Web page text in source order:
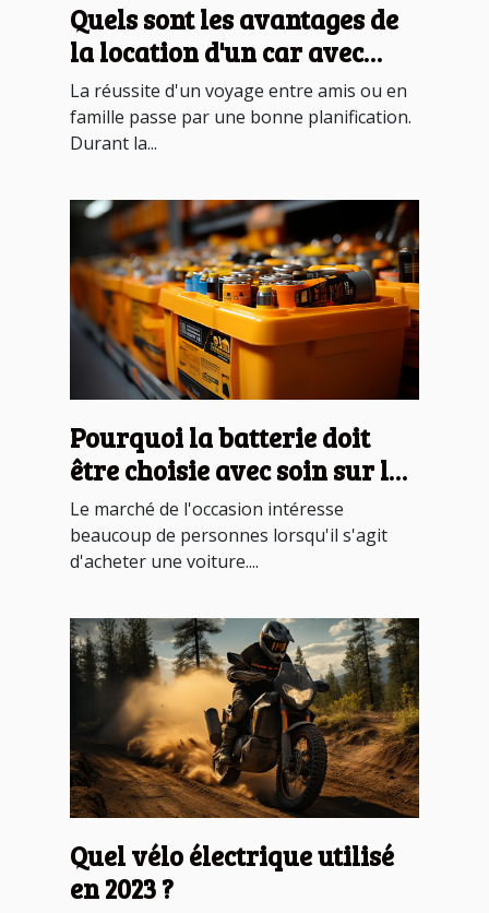
Quels sont les avantages de
la location d'un car avec
chauffeur ?
La réussite d'un voyage entre amis ou en
famille passe par une bonne planification.
Durant la...
Pourquoi la batterie doit
être choisie avec soin sur le
marché d'occasion ?
Le marché de l'occasion intéresse
beaucoup de personnes lorsqu'il s'agit
d'acheter une voiture....
Quel vélo électrique utilisé
en 2023 ?